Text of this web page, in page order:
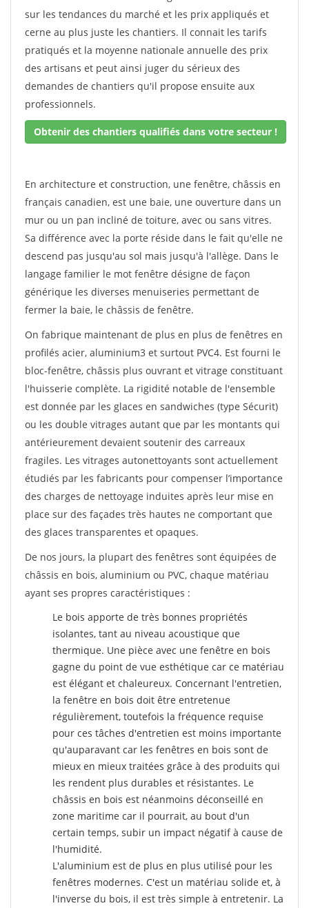
sur les tendances du marché et les prix appliqués et
cerne au plus juste les chantiers. Il connait les tarifs
pratiqués et la moyenne nationale annuelle des prix
des artisans et peut ainsi juger du sérieux des
demandes de chantiers qu'il propose ensuite aux
professionnels.
Obtenir des chantiers qualifiés dans votre secteur !
En architecture et construction, une fenêtre, châssis en
français canadien, est une baie, une ouverture dans un
mur ou un pan incliné de toiture, avec ou sans vitres.
Sa différence avec la porte réside dans le fait qu'elle ne
descend pas jusqu'au sol mais jusqu'à l'allège. Dans le
langage familier le mot fenêtre désigne de façon
générique les diverses menuiseries permettant de
fermer la baie, le châssis de fenêtre.
On fabrique maintenant de plus en plus de fenêtres en
profilés acier, aluminium3 et surtout PVC4. Est fourni le
bloc-fenêtre, châssis plus ouvrant et vitrage constituant
l'huisserie complète. La rigidité notable de l'ensemble
est donnée par les glaces en sandwiches (type Sécurit)
ou les double vitrages autant que par les montants qui
antérieurement devaient soutenir des carreaux
fragiles. Les vitrages autonettoyants sont actuellement
étudiés par les fabricants pour compenser l’importance
des charges de nettoyage induites après leur mise en
place sur des façades très hautes ne comportant que
des glaces transparentes et opaques.
De nos jours, la plupart des fenêtres sont équipées de
châssis en bois, aluminium ou PVC, chaque matériau
ayant ses propres caractéristiques :
Le bois apporte de très bonnes propriétés
isolantes, tant au niveau acoustique que
thermique. Une pièce avec une fenêtre en bois
gagne du point de vue esthétique car ce matériau
est élégant et chaleureux. Concernant l'entretien,
la fenêtre en bois doit être entretenue
régulièrement, toutefois la fréquence requise
pour ces tâches d'entretien est moins importante
qu'auparavant car les fenêtres en bois sont de
mieux en mieux traitées grâce à des produits qui
les rendent plus durables et résistantes. Le
châssis en bois est néanmoins déconseillé en
zone maritime car il pourrait, au bout d'un
certain temps, subir un impact négatif à cause de
l'humidité.
L'aluminium est de plus en plus utilisé pour les
fenêtres modernes. C'est un matériau solide et, à
l'inverse du bois, il est très simple à entretenir. La